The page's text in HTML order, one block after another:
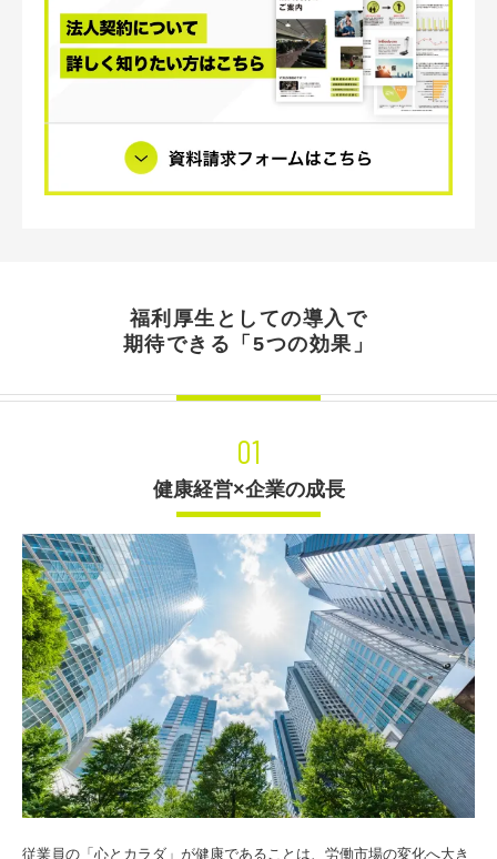
福利厚生としての導入で
期待できる「5つの効果」
01
健康経営×企業の成長
従業員の「心とカラダ」が健康であることは、労働市場の変化へ大き